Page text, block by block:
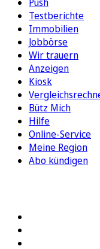
Testberichte
Immobilien
Jobbörse
Wir trauern
Anzeigen
Kiosk
Bütz Mich
Hilfe
Online-Service
Meine Region
Abo kündigen